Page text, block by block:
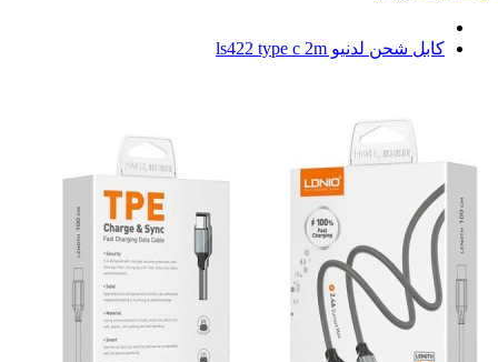
كابل شحن لدنيو ls422 type c 2m